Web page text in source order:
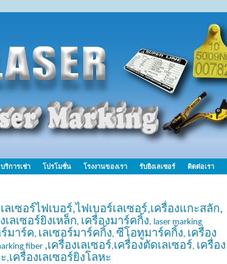
บริการเช่า โปรโมชั่น โรงงานของเรา รับยิงเลเซอร์ ติดต่อเรา
ลเซอร์ไฟเบอร์,ไฟเบอร์เลเซอร์,เครื่องแกะสลัก,
เลเซอร์ยิงเหล็ก, เครื่องมาร์คกิ้ง, laser marking
ร์มาร์ค, เลเซอร์มาร์คกิ้ง, ซีโอทูมาร์คกิ้ง, เครื่อง
fiber ,เครื่องเลเซอร์,เครื่องตัดเลเซอร์, เครื่อง
,เครื่องเลเซอร์ยิงโลหะ